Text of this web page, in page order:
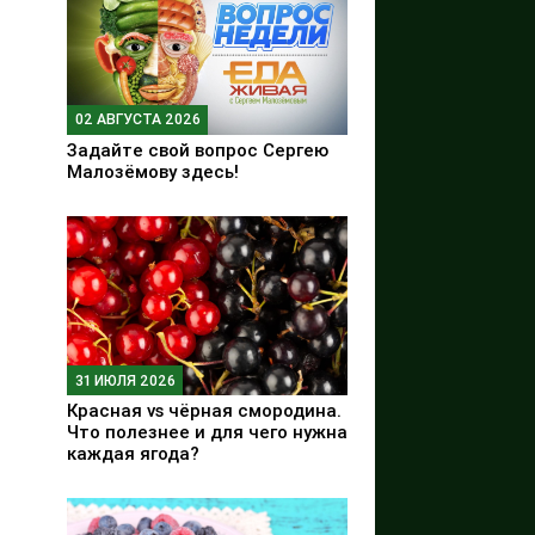
02 АВГУСТА 2026
Задайте свой вопрос Сергею
Малозёмову здесь!
31 ИЮЛЯ 2026
Красная vs чёрная смородина.
Что полезнее и для чего нужна
каждая ягода?